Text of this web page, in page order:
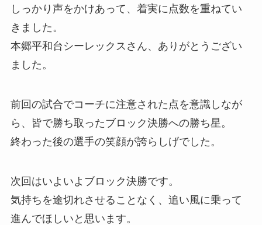
しっかり声をかけあって、着実に点数を重ねてい
きました。
本郷平和台シーレックスさん、ありがとうござい
ました。
前回の試合でコーチに注意された点を意識しなが
ら、皆で勝ち取ったブロック決勝への勝ち星。
終わった後の選手の笑顔が誇らしげでした。
次回はいよいよブロック決勝です。
気持ちを途切れさせることなく、追い風に乗って
進んでほしいと思います。